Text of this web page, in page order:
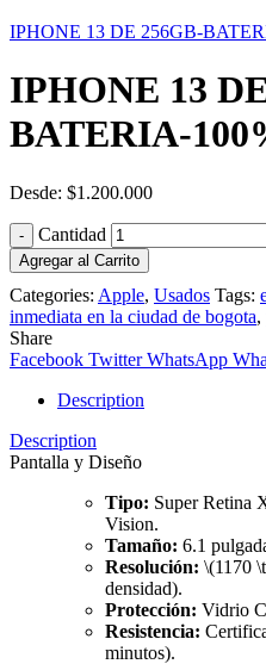
IPHONE 13 DE 256GB-
IPHONE 13
BATERIA-
Desde: $1.200.000
Cantidad
Agregar al Carrito
Categories: Apple, Usados Tags:
inmediata en la ciudad de bogota,
Share
Facebook Twitter WhatsApp
Description
Description
Pantalla y Diseño
Tipo: Super Retina
Vision.
Tamaño: 6.1
Resolución: \(1170
densidad).
Protección: Vidrio
Resistencia:
minutos).